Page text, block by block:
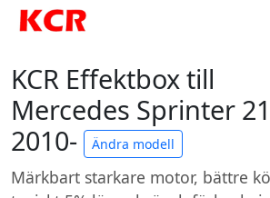
KCR Effektbox till
Mercedes Sprinter
2010-
Ändra modell
Märkbart starkare motor, bättre